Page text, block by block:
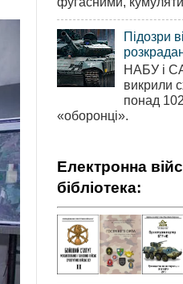
Підозри
НАБУ і
викрили
понад
«оборонці».
Електронна
бібліотека: